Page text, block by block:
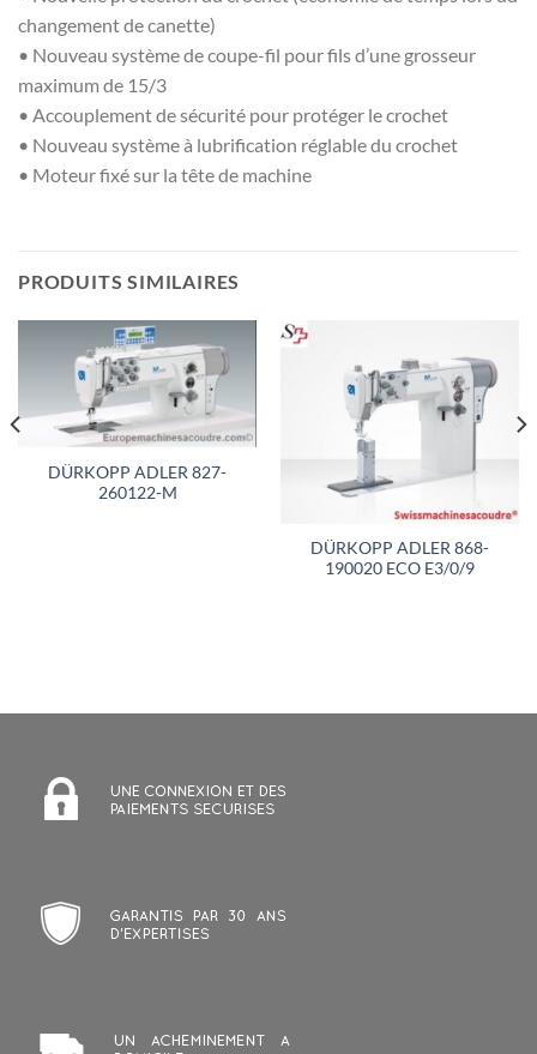
changement de canette)
• Nouveau système de coupe-fil pour fils d’une grosseur
maximum de 15/3
• Accouplement de sécurité pour protéger le crochet
• Nouveau système à lubrification réglable du crochet
• Moteur fixé sur la tête de machine
PRODUITS SIMILAIRES
DÜRKOPP ADLER 827-
260122-M
DÜRKOPP ADLER 868-
190020 ECO E3/0/9